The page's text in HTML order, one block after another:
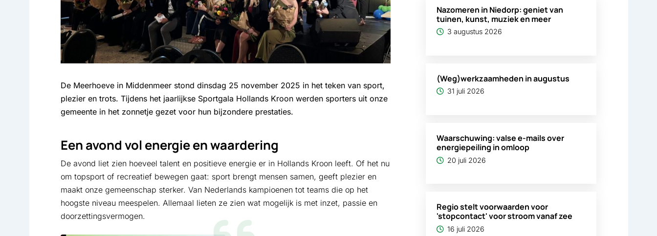
De Meerhoeve in Middenmeer stond dinsdag 25 november 2025 in het teken van sport,
plezier en trots. Tijdens het jaarlijkse Sportgala Hollands Kroon werden sporters uit onze
gemeente in het zonnetje gezet voor hun bijzondere prestaties.
Een avond vol energie en waardering
De avond liet zien hoeveel talent en positieve energie er in Hollands Kroon leeft. Of het nu
om topsport of recreatief bewegen gaat: sport brengt mensen samen, geeft plezier en
maakt onze gemeenschap sterker. Van Nederlands kampioenen tot teams die op het
hoogste niveau meespelen. Allemaal lieten ze zien wat mogelijk is met inzet, passie en
doorzettingsvermogen.
Nazomeren in Niedorp: geniet van
tuinen, kunst, muziek en meer
3 augustus 2026
(Weg)werkzaamheden in augustus
31 juli 2026
Waarschuwing: valse e-mails over
energiepeiling in omloop
20 juli 2026
Regio stelt voorwaarden voor
'stopcontact' voor stroom vanaf zee
16 juli 2026